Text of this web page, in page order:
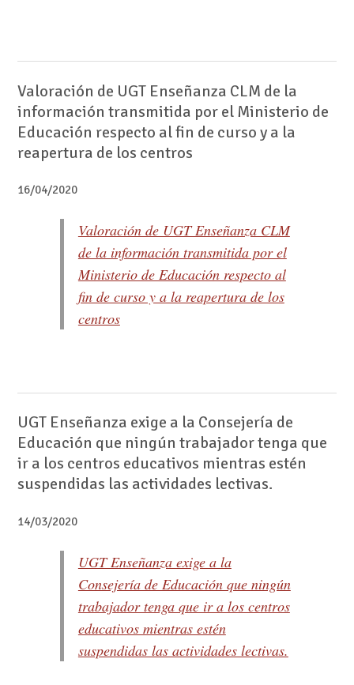
Valoración de UGT Enseñanza CLM de la
información transmitida por el Ministerio de
Educación respecto al fin de curso y a la
reapertura de los centros
16/04/2020
Valoración de UGT Enseñanza CLM
de la información transmitida por el
Ministerio de Educación respecto al
fin de curso y a la reapertura de los
centros
UGT Enseñanza exige a la Consejería de
Educación que ningún trabajador tenga que
ir a los centros educativos mientras estén
suspendidas las actividades lectivas.
14/03/2020
UGT Enseñanza exige a la
Consejería de Educación que ningún
trabajador tenga que ir a los centros
educativos mientras estén
suspendidas las actividades lectivas.